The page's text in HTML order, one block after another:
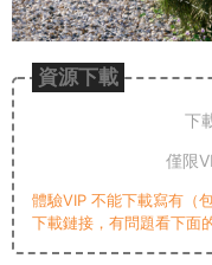
資源下載
下
僅限
體驗VIP 不能下載寫有（
下載鏈接，有問題看下面